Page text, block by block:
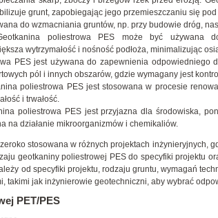
grunt, zapobiegając jego przemieszczaniu się pod
do wzmacniania gruntów, np. przy budowie dróg,
poliestrowa PES może być używana
wytrzymałość i nośność podłoża, minimalizując
PES jest używana do zapewnienia
pól i innych obszarów, gdzie wymagany jest
poliestrowa PES jest stosowana w procesie
i trwałość.
poliestrowa PES jest przyjazna dla środowiska,
na działanie mikroorganizmów i chemikaliów.
stosowana w różnych projektach inżynieryjnych,
geotkaniny poliestrowej PES do specyfiki projektu
od specyfiki projektu, rodzaju gruntu, wymagań
takimi jak inżynierowie geotechniczni, aby wybrać
PET/PES